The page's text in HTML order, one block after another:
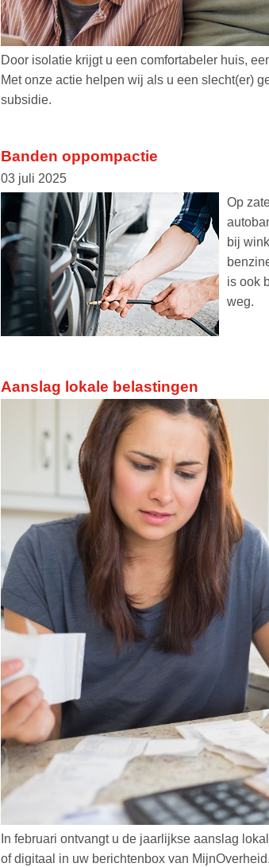
Door isolatie krijgt u een comfortabeler huis,
Met onze actie helpen wij als u een slecht(er)
subsidie.
Banden oppompactie
03 juli 2025
Op
bij
is ook
weg.
Aanslag lokale belastingen
In februari ontvangt u de jaarlijkse aanslag
of digitaal in uw berichtenbox van